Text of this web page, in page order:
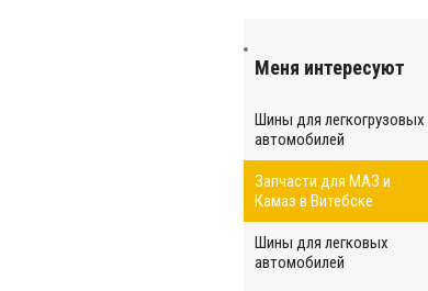
Меня интересуют
Шины для легкогрузовых
автомобилей
Запчасти для МАЗ и
Камаз в Витебске
Шины для легковых
автомобилей